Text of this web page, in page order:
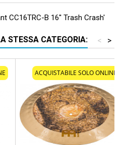
CC16TRC-B 16'' Trash Crash'
STESSA CATEGORIA: >
<
ACQUISTABILE SOLO ONLINE